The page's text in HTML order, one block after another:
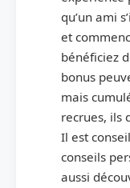
qu’un ami
et
bénéficiez
bonus
mais
recrues, ils
Il est
conseils
aussi